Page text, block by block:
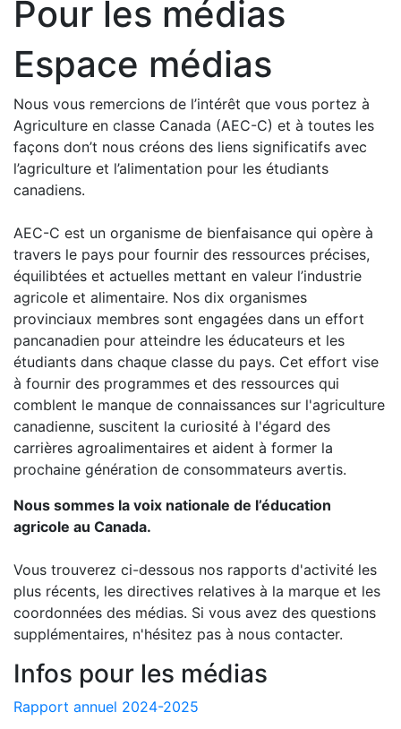
Pour les médias
Espace médias
Nous vous remercions de l’intérêt que vous portez à
Agriculture en classe Canada (AEC-C) et à toutes les
façons don’t nous créons des liens significatifs avec
l’agriculture et l’alimentation pour les étudiants
canadiens.
AEC-C est un organisme de bienfaisance qui opère à
travers le pays pour fournir des ressources précises,
équilibtées et actuelles mettant en valeur l’industrie
agricole et alimentaire. Nos dix organismes
provinciaux membres sont engagées dans un effort
pancanadien pour atteindre les éducateurs et les
étudiants dans chaque classe du pays. Cet effort vise
à fournir des programmes et des ressources qui
comblent le manque de connaissances sur l'agriculture
canadienne, suscitent la curiosité à l'égard des
carrières agroalimentaires et aident à former la
prochaine génération de consommateurs avertis.
Nous sommes la voix nationale de l’éducation
agricole au Canada.
Vous trouverez ci-dessous nos rapports d'activité les
plus récents, les directives relatives à la marque et les
coordonnées des médias. Si vous avez des questions
supplémentaires, n'hésitez pas à nous contacter.
Infos pour les médias
Rapport annuel 2024-2025